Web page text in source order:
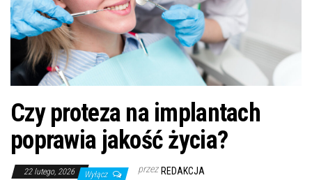
Czy proteza na implantach
poprawia jakość życia?
22 lutego, 2026 Wyłącz przez REDAKCJA